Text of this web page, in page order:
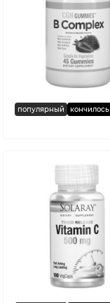
популярный кончилось